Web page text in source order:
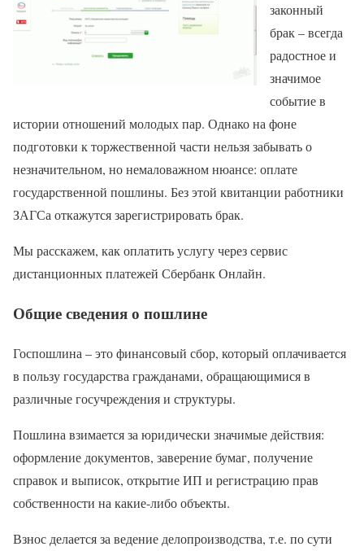
законный
брак – всегда
радостное и
значимое
событие в
истории отношений молодых пар. Однако на фоне
подготовки к торжественной части нельзя забывать о
незначительном, но немаловажном нюансе: оплате
государственной пошлины. Без этой квитанции работники
ЗАГСа откажутся зарегистрировать брак.
Мы расскажем, как оплатить услугу через сервис
дистанционных платежей Сбербанк Онлайн.
Общие сведения о пошлине
Госпошлина – это финансовый сбор, который оплачивается
в пользу государства гражданами, обращающимися в
различные госучреждения и структуры.
Пошлина взимается за юридически значимые действия:
оформление документов, заверение бумаг, получение
справок и выписок, открытие ИП и регистрацию прав
собственности на какие-либо объекты.
Взнос делается за ведение делопроизводства, т.е. по сути